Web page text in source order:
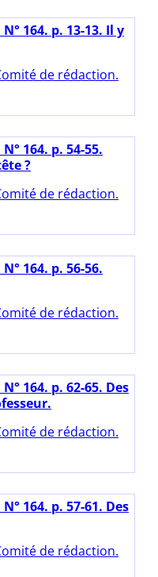
164. p. 13-13. Il y
de rédaction.
164. p. 54-55.
?
de rédaction.
164. p. 56-56.
de rédaction.
164. p. 62-65. Des
de rédaction.
164. p. 57-61. Des
de rédaction.